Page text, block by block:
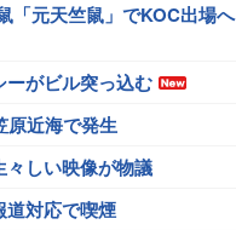
「元天竺鼠」でKOC出場へ
がビル突っ込む
原近海で発生
しい映像が物議
道対応で喫煙